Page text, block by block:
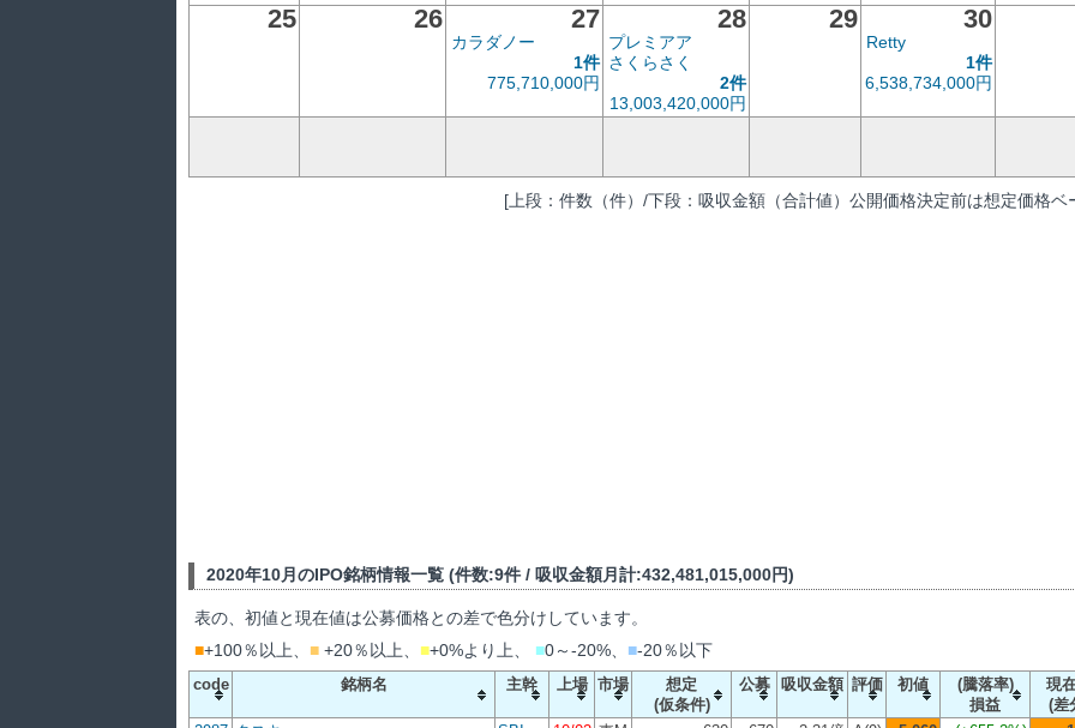
25
26 27
カラダノー
1件
775,710,000円
28
プレミアア
さくらさく
2件
13,003,420,000円
29 30
Retty
1件
6,538,734,000円
[上段：件数（件）/下段：吸収金額（合計値）公開価格決定前は想定価格ベ
2020年10月のIPO銘柄情報一覧 (件数:9件 / 吸収金額月計:432,481,015,000円)
表の、初値と現在値は公募価格との差で色分けしています。
■+100％以上、 ■ +20％以上、 ■+0%より上、 ■0～-20%、 ■-20％以下
code 銘柄名 主幹 上場 市場
想定
(仮条件)
公募 吸収金額 評価 初値
(騰落率)
損益
現
(差